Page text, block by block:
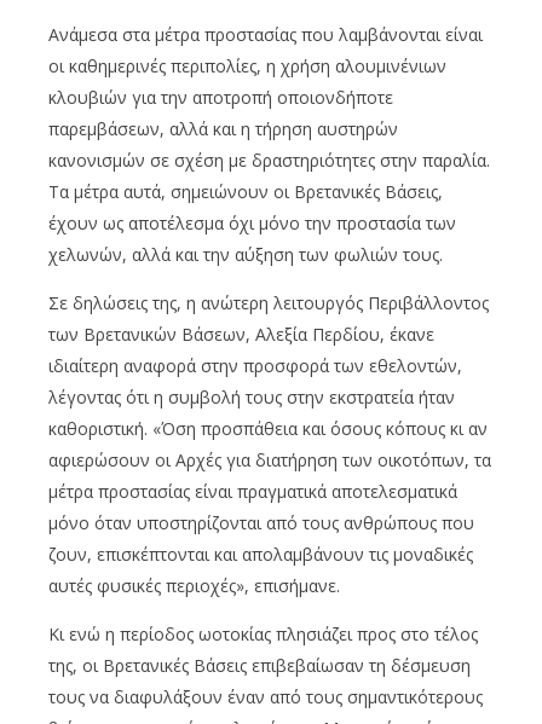
Ανάμεσα στα μέτρα προστασίας που λαμβάνονται είναι
οι καθημερινές περιπολίες, η χρήση αλουμινένιων
κλουβιών για την αποτροπή οποιονδήποτε
παρεμβάσεων, αλλά και η τήρηση αυστηρών
κανονισμών σε σχέση με δραστηριότητες στην παραλία.
Τα μέτρα αυτά, σημειώνουν οι Βρετανικές Βάσεις,
έχουν ως αποτέλεσμα όχι μόνο την προστασία των
χελωνών, αλλά και την αύξηση των φωλιών τους.
Σε δηλώσεις της, η ανώτερη λειτουργός Περιβάλλοντος
των Βρετανικών Βάσεων, Αλεξία Περδίου, έκανε
ιδιαίτερη αναφορά στην προσφορά των εθελοντών,
λέγοντας ότι η συμβολή τους στην εκστρατεία ήταν
καθοριστική. «Όση προσπάθεια και όσους κόπους κι αν
αφιερώσουν οι Αρχές για διατήρηση των οικοτόπων, τα
μέτρα προστασίας είναι πραγματικά αποτελεσματικά
μόνο όταν υποστηρίζονται από τους ανθρώπους που
ζουν, επισκέπτονται και απολαμβάνουν τις μοναδικές
αυτές φυσικές περιοχές», επισήμανε.
Κι ενώ η περίοδος ωοτοκίας πλησιάζει προς στο τέλος
της, οι Βρετανικές Βάσεις επιβεβαίωσαν τη δέσμευση
τους να διαφυλάξουν έναν από τους σημαντικότερους